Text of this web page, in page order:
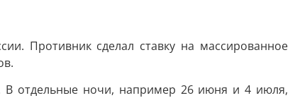
Противник сделал ставку на массированное
отдельные ночи, например 26 июня и 4 июля,